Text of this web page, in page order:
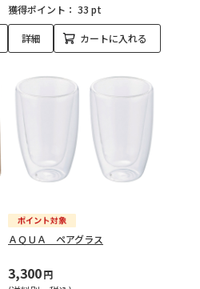
獲得ポイント： 33 pt
詳細 カートに入れる
ＡＱＵＡ ペアグラス
3,300円